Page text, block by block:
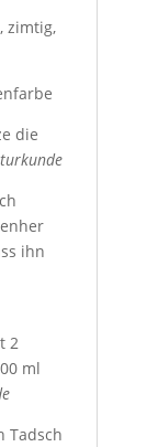
zimtig,
die
ihn
2
ml
Tadsch